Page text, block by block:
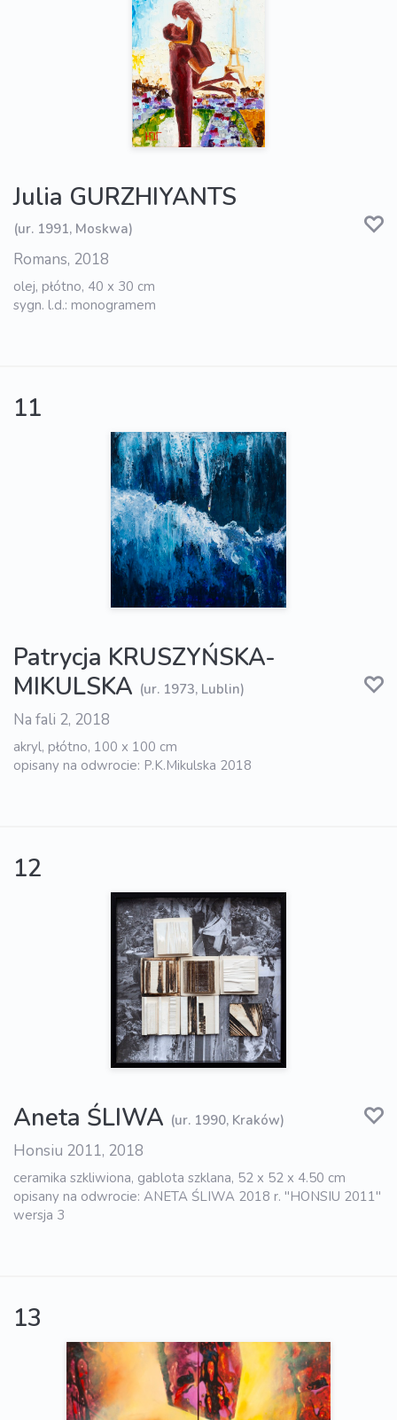
Julia GURZHIYANTS
(ur. 1991, Moskwa)
Romans, 2018
olej, płótno, 40 x 30 cm
sygn. l.d.: monogramem
11
Patrycja KRUSZYŃSKA-
MIKULSKA (ur. 1973, Lublin)
Na fali 2, 2018
akryl, płótno, 100 x 100 cm
opisany na odwrocie: P.K.Mikulska 2018
12
Aneta ŚLIWA (ur. 1990, Kraków)
Honsiu 2011, 2018
ceramika szkliwiona, gablota szklana, 52 x 52 x 4.50 cm
opisany na odwrocie: ANETA ŚLIWA 2018 r. "HONSIU 2011"
wersja 3
13